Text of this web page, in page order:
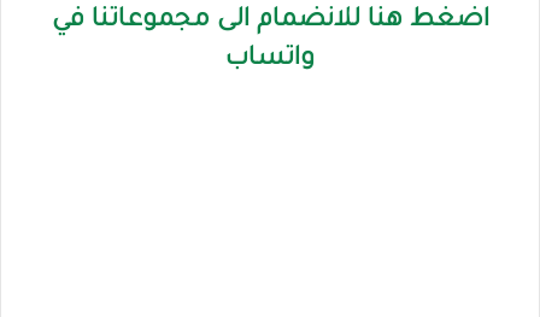
اضغط هنا للانضمام الى مجموعاتنا في
واتساب